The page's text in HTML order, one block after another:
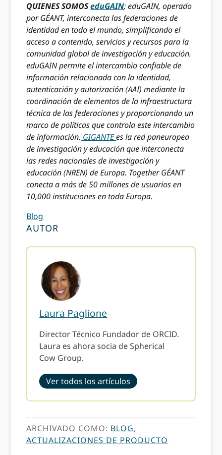
QUIENES SOMOSeduGAIN: eduGAIN, operado
por GÉANT, interconecta las federaciones de
identidad en todo el mundo, simplificando el
acceso a contenido, servicios y recursos para la
comunidad global de investigación y educación.
eduGAIN permite el intercambio confiable de
información relacionada con la identidad,
autenticación y autorización (AAI) mediante la
coordinación de elementos de la infraestructura
técnica de las federaciones y proporcionando un
marco de políticas que controla este intercambio
de información. GIGANTEes la red paneuropea
de investigación y educación que interconecta
las redes nacionales de investigación y
educación (NREN) de Europa. Together GÉANT
conecta a más de 50 millones de usuarios en
10,000 instituciones en toda Europa.
Blog
AUTOR
Laura Paglione
Director Técnico Fundador de ORCID.
Laura es ahora socia de Spherical
Cow Group.
Ver todos los artículos
ARCHIVADO COMO: BLOG,
ACTUALIZACIONES DE PRODUCTO